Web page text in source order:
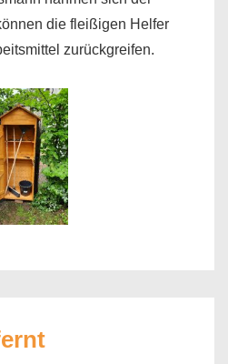
die fleißigen Helfer
zurückgreifen.